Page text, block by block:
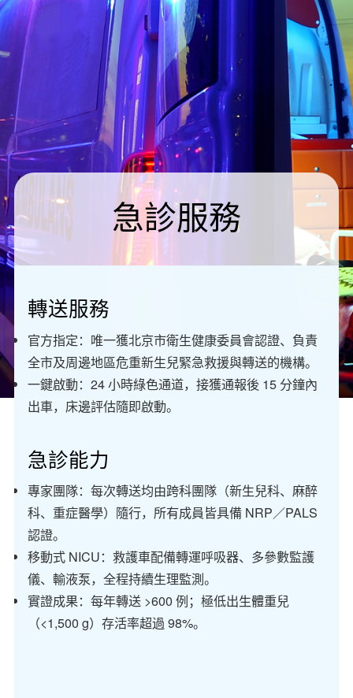
急診服務
轉送服務
官方指定：唯一獲北京市衛生健康委員會認證、負責
全市及周邊地區危重新生兒緊急救援與轉送的機構。
一鍵啟動：24 小時綠色通道，接獲通報後 15 分鐘內
出車，床邊評估隨即啟動。
急診能力
專家團隊：每次轉送均由跨科團隊（新生兒科、麻醉
科、重症醫學）隨行，所有成員皆具備 NRP／PALS
認證。
移動式 NICU：救護車配備轉運呼吸器、多參數監護
儀、輸液泵，全程持續生理監測。
實證成果：每年轉送 >600 例；極低出生體重兒
（<1,500 g）存活率超過 98%。